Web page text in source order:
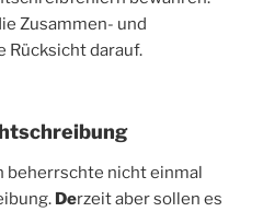
Zusammen- und
Rücksicht darauf.
beherrschte nicht einmal
Derzeit aber sollen es